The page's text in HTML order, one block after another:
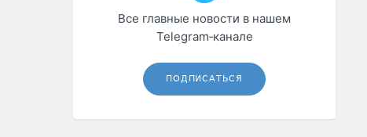
Все главные новости в нашем
Telegram‑канале
ПОДПИСАТЬСЯ